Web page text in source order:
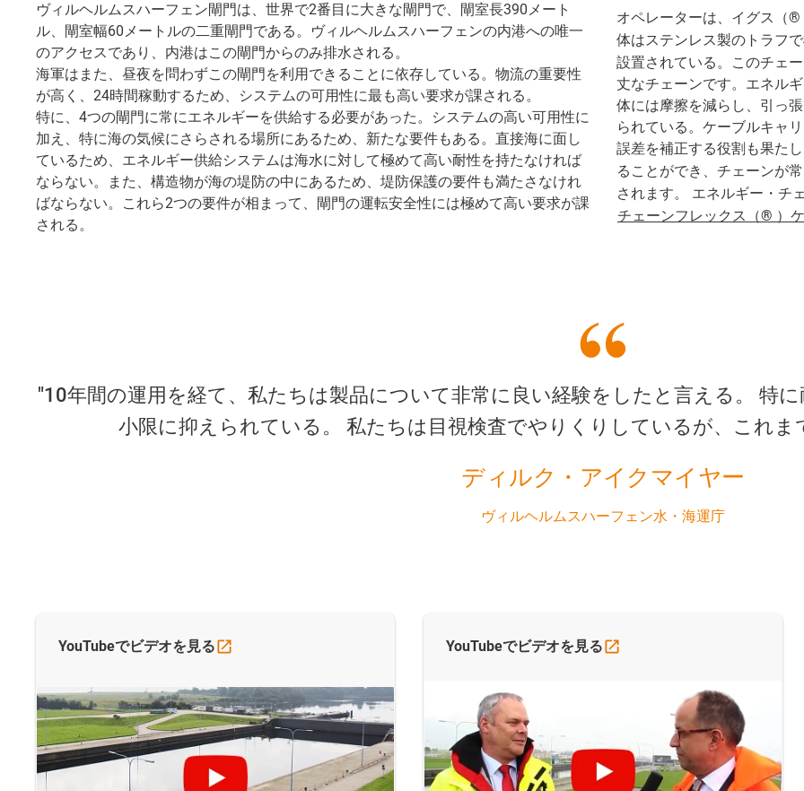
ヴィルヘルムスハーフェン閘門は、世界で2番目に大きな閘門で、閘室長390メート
ル、閘室幅60メートルの二重閘門である。ヴィルヘルムスハーフェンの内港への唯一
のアクセスであり、内港はこの閘門からのみ排水される。
海軍はまた、昼夜を問わずこの閘門を利用できることに依存している。物流の重要性
が高く、24時間稼動するため、システムの可用性に最も高い要求が課される。
特に、4つの閘門に常にエネルギーを供給する必要があった。システムの高い可用性に
加え、特に海の気候にさらされる場所にあるため、新たな要件もある。直接海に面し
ているため、エネルギー供給システムは海水に対して極めて高い耐性を持たなければ
ならない。また、構造物が海の堤防の中にあるため、堤防保護の要件も満たさなけれ
ばならない。これら2つの要件が相まって、閘門の運転安全性には極めて高い要求が課
される。
オペレーターは、イグス（
体はステンレス製のトラフ
設置されている。このチェ
丈なチェーンです。エネル
体には摩擦を減らし、引っ
られている。ケーブルキャ
誤差を補正する役割も果た
ることができ、チェーンが
されます。 エネルギー・チ
チェーンフレックス（® ）
"10年間の運用を経て、私たちは製品について非常に良い経験をしたと言える。 特
小限に抑えられている。 私たちは目視検査でやりくりしているが、これ
ディルク・アイクマイヤー
ヴィルヘルムスハーフェン水・海運庁
YouTubeでビデオを見る YouTubeでビデオを見る